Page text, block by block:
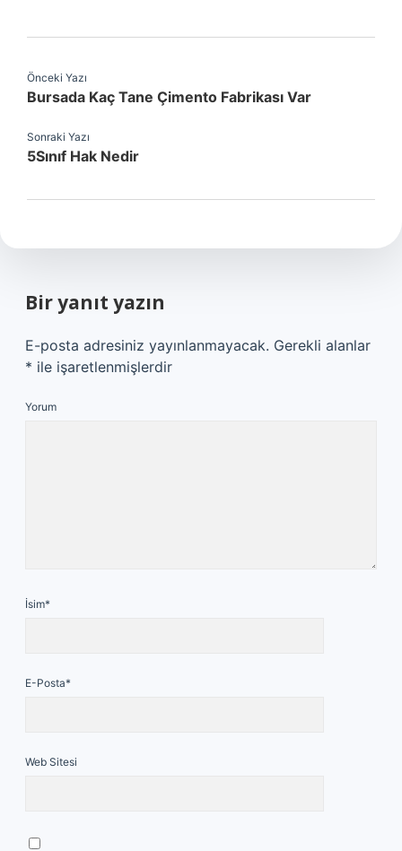
Önceki Yazı
Bursada Kaç Tane Çimento Fabrikası Var
Sonraki Yazı
5Sınıf Hak Nedir
Bir yanıt yazın
E-posta adresiniz yayınlanmayacak. Gerekli alanlar
* ile işaretlenmişlerdir
Yorum
İsim*
E-Posta*
Web Sitesi